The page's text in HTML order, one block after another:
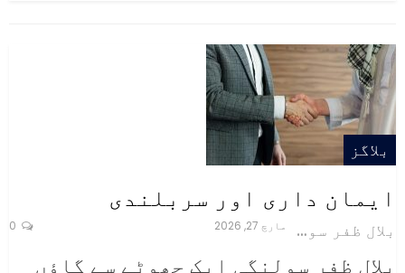
بلاگز
ایمان داری اور سربلندی
بلال ظفر سولنگی مارچ 27, 2026
بلال ظفر سولنگی ایک چھوٹے سے گاؤں